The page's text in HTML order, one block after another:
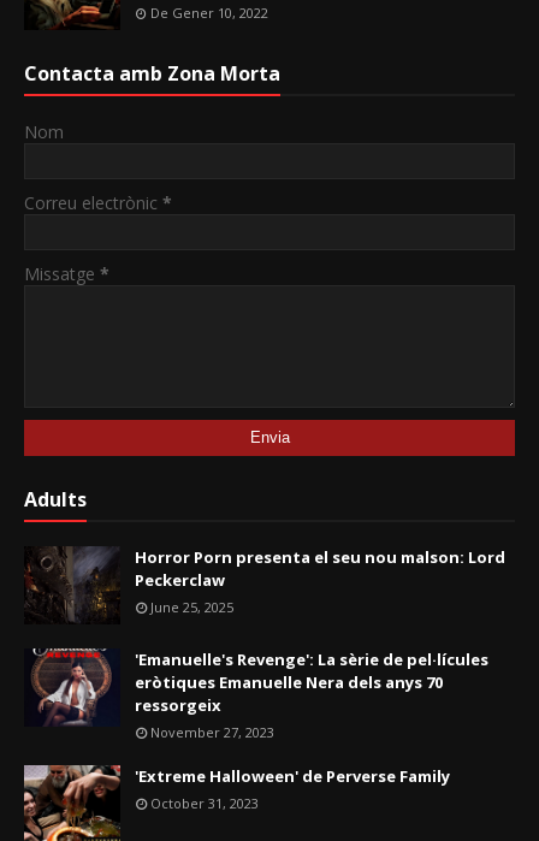
De Gener 10, 2022
Contacta amb Zona Morta
Nom
Correu electrònic *
Missatge *
Adults
Horror Porn presenta el seu nou malson: Lord
Peckerclaw
June 25, 2025
'Emanuelle's Revenge': La sèrie de pel·lícules
eròtiques Emanuelle Nera dels anys 70
ressorgeix
November 27, 2023
'Extreme Halloween' de Perverse Family
October 31, 2023